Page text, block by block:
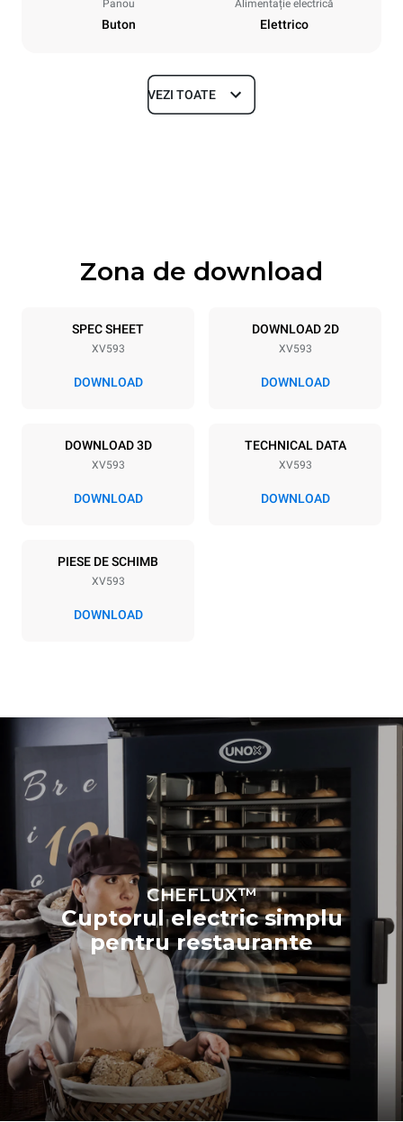
Panou
Buton
Alimentație electrică
Elettrico
Dimensiuni
Specificații ale tigăiei
7 GN 1/1
Distance between trays
Alimentație electrică
380-415V 3N~ / 220-240V
3~
10,5 kW
50 / 60 Hz
VEZI TOATE
Zona de download
SPEC SHEET
XV593
DOWNLOAD
DOWNLOAD 2D
XV593
DOWNLOAD
DOWNLOAD 3D
XV593
DOWNLOAD
TECHNICAL DATA
XV593
DOWNLOAD
PIESE DE SCHIMB
XV593
DOWNLOAD
CHEFLUX™
Cuptorul electric simplu
pentru restaurante